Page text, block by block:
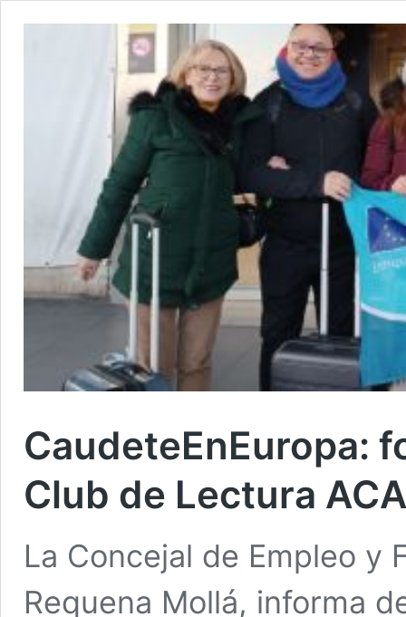
CaudeteEnEuropa:
Club de Lectura
La Concejal de Empleo y
Requena Mollá, informa